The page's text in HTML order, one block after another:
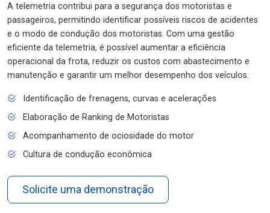
A telemetria contribui para a segurança dos motoristas e
passageiros, permitindo identificar possíveis riscos de acidentes
e o modo de condução dos motoristas. Com uma gestão
eficiente da telemetria, é possível aumentar a eficiência
operacional da frota, reduzir os custos com abastecimento e
manutenção e garantir um melhor desempenho dos veículos.
Identificação de frenagens, curvas e acelerações
Elaboração de Ranking de Motoristas
Acompanhamento de ociosidade do motor
Cultura de condução econômica
Solicite uma demonstração